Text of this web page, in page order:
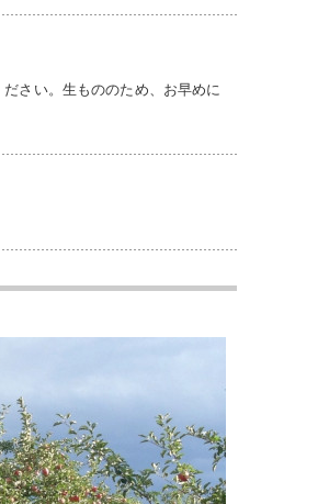
さい。生もののため、お早めに